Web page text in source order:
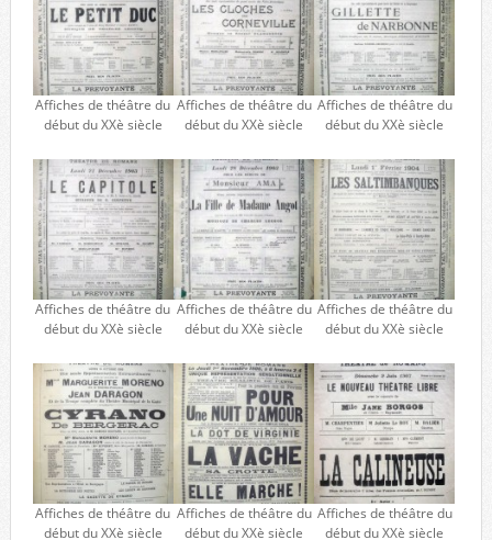
Affiches de théâtre du
début du XXè siècle
Affiches de théâtre du
début du XXè siècle
Affiches de théâtre du
début du XXè siècle
Affiches de théâtre du
début du XXè siècle
Affiches de théâtre du
début du XXè siècle
Affiches de théâtre du
début du XXè siècle
Affiches de théâtre du
début du XXè siècle
Affiches de théâtre du
début du XXè siècle
Affiches de théâtre du
début du XXè siècle